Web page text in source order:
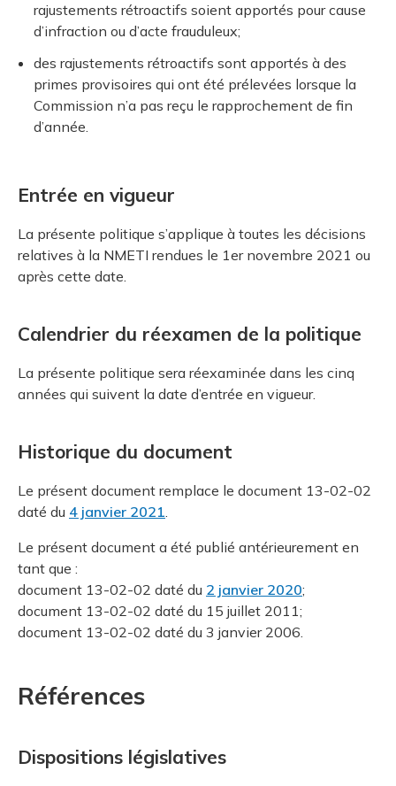
rajustements rétroactifs soient apportés pour cause
d’infraction ou d’acte frauduleux;
des rajustements rétroactifs sont apportés à des
primes provisoires qui ont été prélevées lorsque la
Commission n’a pas reçu le rapprochement de fin
d’année.
Entrée en vigueur
La présente politique s’applique à toutes les décisions
relatives à la NMETI rendues le 1er novembre 2021 ou
après cette date.
Calendrier du réexamen de la politique
La présente politique sera réexaminée dans les cinq
années qui suivent la date d’entrée en vigueur.
Historique du document
Le présent document remplace le document 13-02-02
daté du 4 janvier 2021.
Le présent document a été publié antérieurement en
tant que :
document 13-02-02 daté du 2 janvier 2020;
document 13-02-02 daté du 15 juillet 2011;
document 13-02-02 daté du 3 janvier 2006.
Références
Dispositions législatives